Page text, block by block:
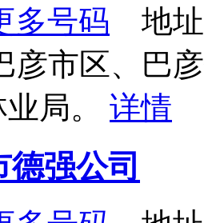
多号码 地址
彦市区、巴
局。 详情
强公司